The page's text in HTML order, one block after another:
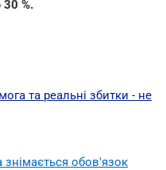
%.
та реальні збитки - не
обов'язок